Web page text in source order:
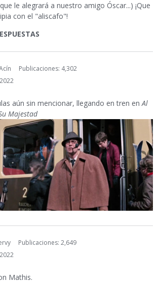
le alegrará a nuestro amigo Óscar...) ¡Que
con el "aliscafo"!
Publicaciones: 4,302
aún sin mencionar, llegando en tren enAl
Majestad
Publicaciones: 2,649
Mathis.